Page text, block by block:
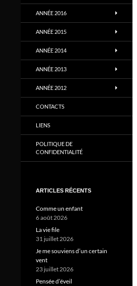
ANNÉE 2016
ANNÉE 2015
ANNÉE 2014
ANNÉE 2013
ANNÉE 2012
CONTACTS
LIENS
POLITIQUE DE
CONFIDENTIALITÉ
ARTICLES RÉCENTS
Comme un enfant
6 août 2026
La vie file
31 juillet 2026
Je me souviens d’un certain
vent
23 juillet 2026
Pensée d’éveil